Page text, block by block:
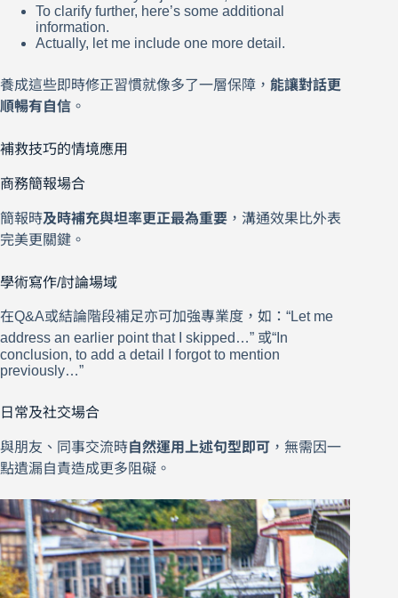
To clarify further, here’s some additional
information.
Actually, let me include one more detail.
養成這些即時修正習慣就像多了一層保障， 能讓對話更
順暢有自信 。
補救技巧的情境應用
商務簡報場合
簡報時及時補充與坦率更正最為重要 ，溝通效果比外表
完美更關鍵。
學術寫作/討論場域
在Q&A或結論階段補足亦可加強專業度，如：“Let me
address an earlier point that I skipped…” 或“In
conclusion, to add a detail I forgot to mention
previously…”
日常及社交場合
與朋友、同事交流時自然運用上述句型即可 ，無需因一
點遺漏自責造成更多阻礙。